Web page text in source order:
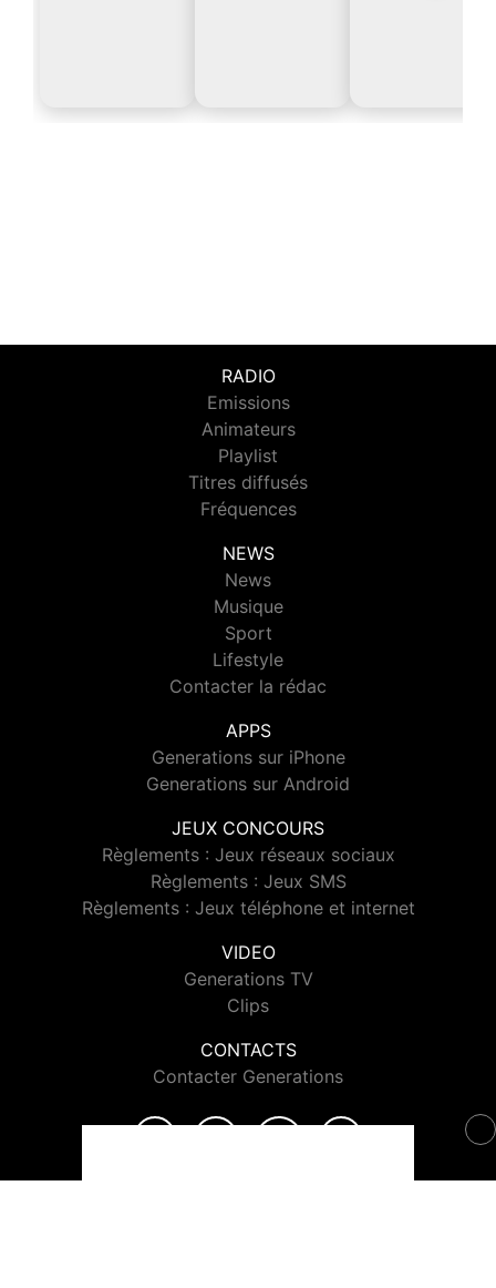
RADIO
Emissions
Animateurs
Playlist
Titres diffusés
Fréquences
NEWS
News
Musique
Sport
Lifestyle
Contacter la rédac
APPS
Generations sur iPhone
Generations sur Android
JEUX CONCOURS
Règlements : Jeux réseaux sociaux
Règlements : Jeux SMS
Règlements : Jeux téléphone et internet
VIDEO
Generations TV
Clips
CONTACTS
Contacter Generations